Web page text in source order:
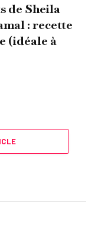
de Sheila
: recette
(idéale à